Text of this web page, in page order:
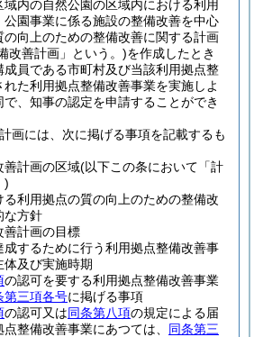
域内の自然公園の区域内における利用
園事業に係る施設の整備改善を中心
の向上のための整備改善に関する計画
改善計画」という。)を作成したとき
成員である市町村及び当該利用拠点整
た利用拠点整備改善事業を実施しよ
、知事の認定を申請することができ
画には、次に掲げる事項を記載するも
善計画の区域(以下この条において「計
)
る利用拠点の質の向上のための整備改
な方針
善計画の目標
成するために行う利用拠点整備改善事
及び実施時期
の認可を要する利用拠点整備改善事業
第三項各号に掲げる事項
の認可又は同条第八項の規定による届
整備改善事業にあつては、 同条第三